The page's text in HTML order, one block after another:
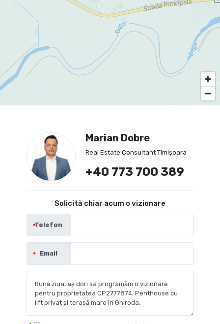
Marian Dobre
Real Estate Consultant Timișoara
+40 773 700 389
Solicită chiar acum o vizionare
Telefon
Email